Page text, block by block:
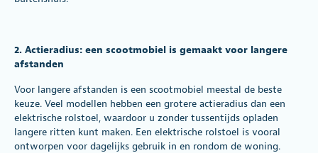
2. Actieradius: een scootmobiel is gemaakt voor langere
afstanden
Voor langere afstanden is een scootmobiel meestal de beste
keuze. Veel modellen hebben een grotere actieradius dan een
elektrische rolstoel, waardoor u zonder tussentijds opladen
langere ritten kunt maken. Een elektrische rolstoel is vooral
ontworpen voor dagelijks gebruik in en rondom de woning.